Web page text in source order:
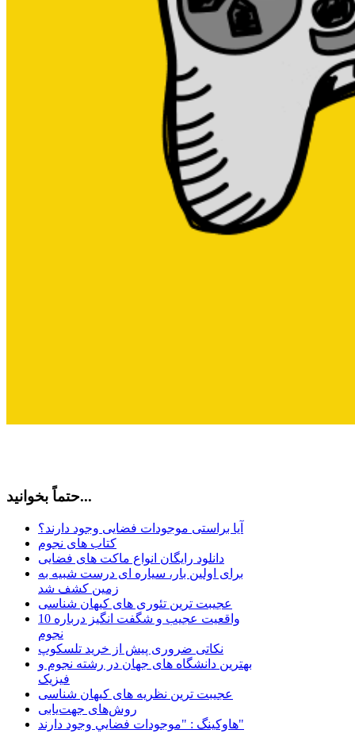
حتماً بخوانید...
آیا براستی موجودات فضایی وجود دارند؟
کتاب های نجوم
دانلود رایگان انواع ماکت های فضایی
برای اولین بار، سیاره ای درست شبیه به
زمین کشف شد
عجیبت ترین تئوری های کیهان شناسی
10 واقعیت عجیب و شگفت انگیز درباره
نجوم
نکاتی ضروری پیش از خرید تلسکوپ
بهترین دانشگاه های جهان در رشته نجوم و
فیزیک
عجیبت ترین نظریه های کیهان شناسی
روش‌های جهت‌یابی
هاوكينگ : "موجودات فضايي وجود دارند"